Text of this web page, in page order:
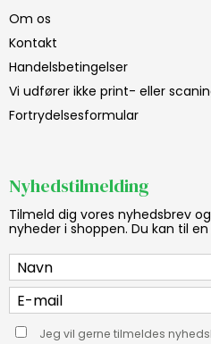
Om os
Kontakt
Handelsbetingelser
Vi udfører ikke print- eller
Fortrydelsesformular
Nyhedstilmelding
Tilmeld dig vores nyhedsbrev
nyheder i shoppen. Du kan til
Jeg vil gerne tilmeldes